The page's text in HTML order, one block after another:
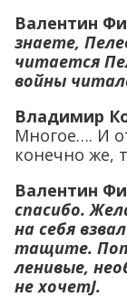
Валентин
знаете,
читается
войны
Владимир
Многое…. И
конечно же,
Валентин
спасибо.
на себя
тащите.
ленивые,
не хочетJ